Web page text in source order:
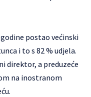
postao većinski
i to s 82 % udjela.
direktor, a preduzeće
na inostranom